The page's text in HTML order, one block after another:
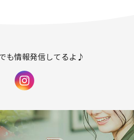
も情報発信してるよ♪